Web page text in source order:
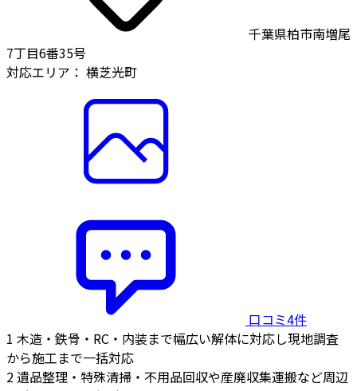
千葉県柏市南増尾
7丁目6番35号
対応エリア： 横芝光町
口コミ4件
1 木造・鉄骨・RC・内装まで幅広い解体に対応し現地調査
から施工まで一括対応
2遺品整理・特殊清掃・不用品回収や産廃収集運搬など周辺